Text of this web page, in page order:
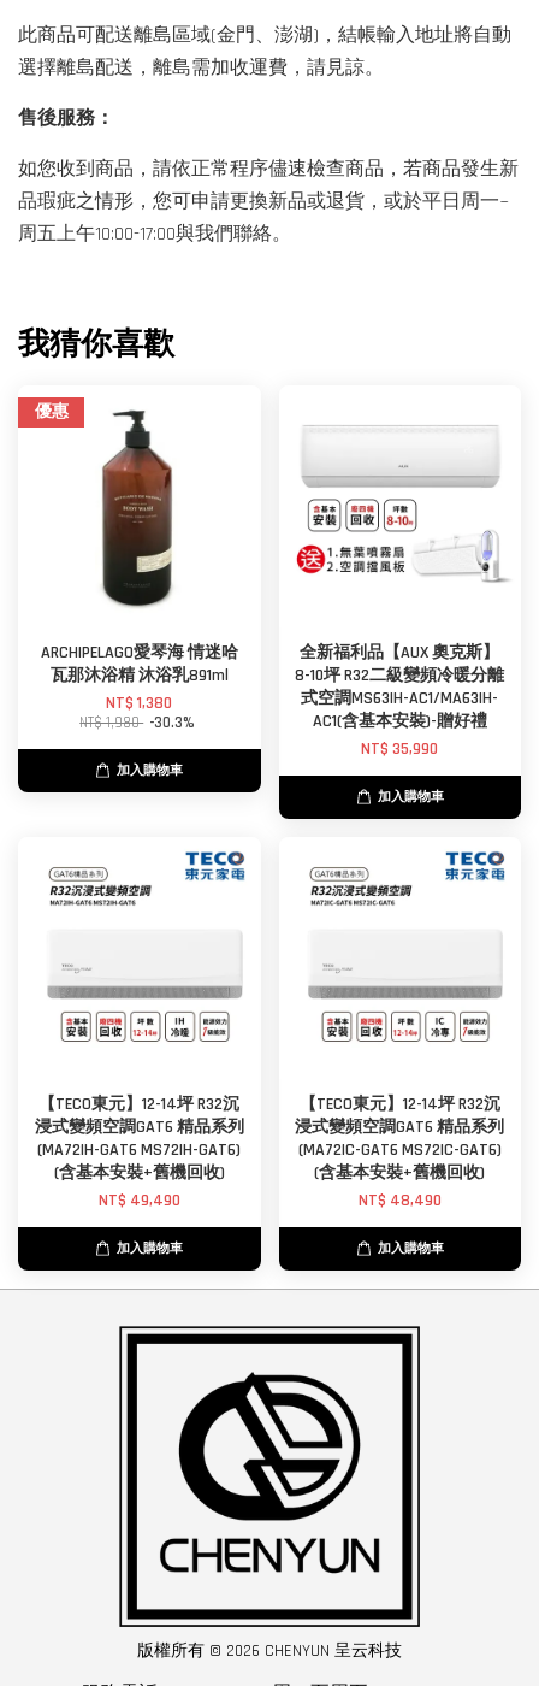
此商品可配送離島區域(金門、澎湖)，結帳輸入地址將自動
選擇離島配送，離島需加收運費，請見諒。
售後服務：
如您收到商品，請依正常程序儘速檢查商品，若商品發生新
品瑕疵之情形，您可申請更換新品或退貨，或於平日周一~
周五上午10:00-17:00與我們聯絡。
我猜你喜歡
優惠
ARCHIPELAGO愛琴海 情迷哈
瓦那沐浴精 沐浴乳891ml
NT$ 1,380
NT$ 1,980 -30.3%
加入購物車
全新福利品【AUX 奧克斯】
8-10坪 R32二級變頻冷暖分離
式空調MS63IH-AC1/MA63IH-
AC1(含基本安裝)-贈好禮
NT$ 35,990
加入購物車
【TECO東元】12-14坪 R32沉
浸式變頻空調GAT6 精品系列
(MA72IH-GAT6 MS72IH-GAT6)
(含基本安裝+舊機回收)
NT$ 49,490
加入購物車
【TECO東元】12-14坪 R32沉
浸式變頻空調GAT6 精品系列
(MA72IC-GAT6 MS72IC-GAT6)
(含基本安裝+舊機回收)
NT$ 48,490
加入購物車
版權所有 © 2026 CHENYUN 呈云科技